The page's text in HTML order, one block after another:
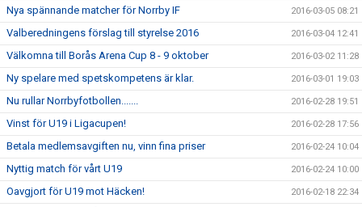
Nya spännande matcher för Norrby IF 2016-03-05 08:21
Valberedningens förslag till styrelse 2016 2016-03-04 12:41
Välkomna till Borås Arena Cup 8 - 9 oktober 2016-03-02 11:28
Ny spelare med spetskompetens är klar. 2016-03-01 19:03
Nu rullar Norrbyfotbollen....... 2016-02-28 19:51
Vinst för U19 i Ligacupen! 2016-02-28 17:56
Betala medlemsavgiften nu, vinn fina priser 2016-02-24 10:04
Nyttig match för vårt U19 2016-02-24 10:00
Oavgjort för U19 mot Häcken! 2016-02-18 22:34